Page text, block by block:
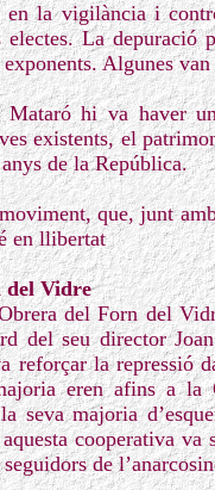
en la vigilància i
electes. La
Algunes
hi va haver
existents, el
de la República.
que, junt
en llibertat
del Vidre
del Forn del
del seu director
reforçar la repressió
eren afins a
seva majoria
cooperativa
de